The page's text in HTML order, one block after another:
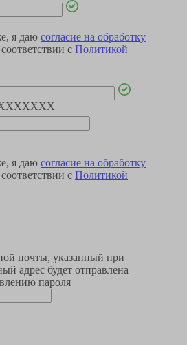
я даю согласие на обработку
с Политикой
я даю согласие на обработку
с Политикой
почты, указанный при
адрес будет отправлена
пароля